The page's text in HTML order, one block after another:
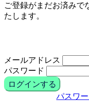
ご登録がまだお済みで
たします。
メールアドレス
パスワード
ログインする
パスワ